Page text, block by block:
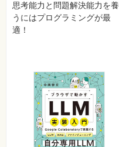
思考能力と問題解決能力を養
うにはプログラミングが最
適！